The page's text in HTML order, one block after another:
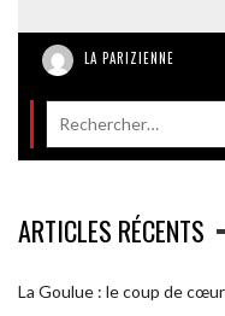
LA PARIZIENNE
ARTICLES RÉCENTS
La Goulue : le coup de